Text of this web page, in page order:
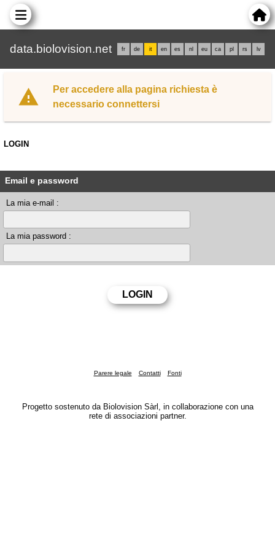
data.biolovision.net fr de it en es nl eu ca pl rs lv
Per accedere alla pagina richiesta è
necessario connettersi
LOGIN
Email e password
La mia e-mail :
La mia password :
Parere legale Contatti Fonti
Progetto sostenuto da Biolovision Sàrl, in collaborazione con una
rete di associazioni partner.